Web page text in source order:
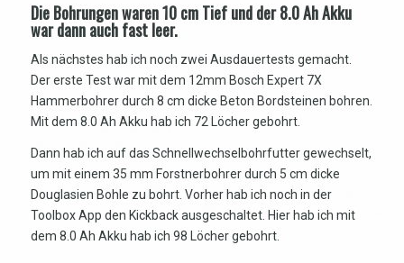
Die Bohrungen waren 10 cm Tief und der 8.0 Ah Akku
war dann auch fast leer.
Als nächstes hab ich noch zwei Ausdauertests gemacht.
Der erste Test war mit dem 12mm Bosch Expert 7X
Hammerbohrer durch 8 cm dicke Beton Bordsteinen bohren.
Mit dem 8.0 Ah Akku hab ich 72 Löcher gebohrt.
Dann hab ich auf das Schnellwechselbohrfutter gewechselt,
um mit einem 35 mm Forstnerbohrer durch 5 cm dicke
Douglasien Bohle zu bohrt. Vorher hab ich noch in der
Toolbox App den Kickback ausgeschaltet. Hier hab ich mit
dem 8.0 Ah Akku hab ich 98 Löcher gebohrt.